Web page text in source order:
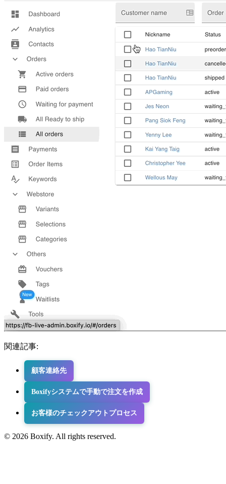
関連記事:
顧客連絡先
Boxifyシステムで手動で注文を作成
お客様のチェックアウトプロセス
© 2026 Boxify. All rights reserved.